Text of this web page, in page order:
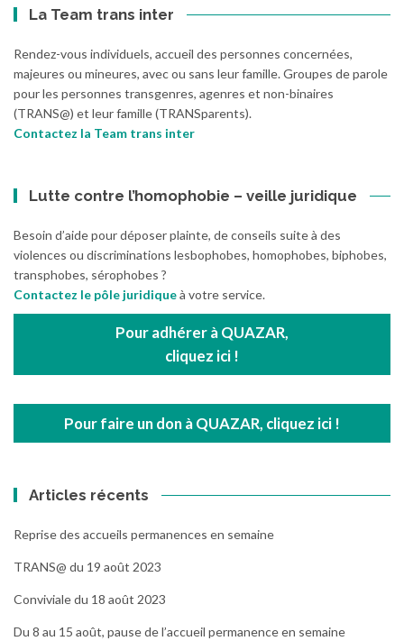
La Team trans inter
Rendez-vous individuels, accueil des personnes concernées,
majeures ou mineures, avec ou sans leur famille. Groupes de parole
pour les personnes transgenres, agenres et non-binaires
(TRANS@) et leur famille (TRANSparents).
Contactez la Team trans inter
Lutte contre l’homophobie – veille juridique
Besoin d’aide pour déposer plainte, de conseils suite à des
violences ou discriminations lesbophobes, homophobes, biphobes,
transphobes, sérophobes ?
Contactez le pôle juridiqueà votre service.
Pour adhérer à QUAZAR,
cliquez ici !
Pour faire un don à QUAZAR, cliquez ici !
Articles récents
Reprise des accueils permanences en semaine
TRANS@ du 19 août 2023
Conviviale du 18 août 2023
Du 8 au 15 août, pause de l’accueil permanence en semaine